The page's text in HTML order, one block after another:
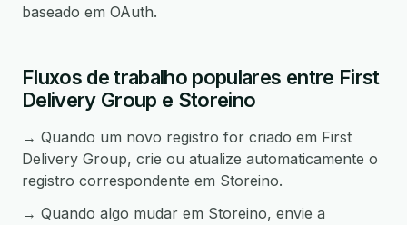
baseado em OAuth.
Fluxos de trabalho populares entre First
Delivery Group e Storeino
→ Quando um novo registro for criado em First
Delivery Group, crie ou atualize automaticamente o
registro correspondente em Storeino.
→ Quando algo mudar em Storeino, envie a